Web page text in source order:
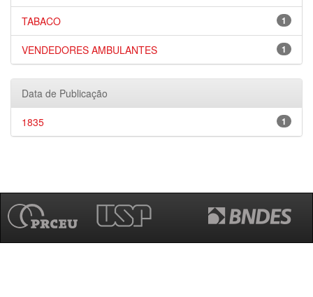
1
TABACO
1
VENDEDORES AMBULANTES
Data de Publicação
1
1835